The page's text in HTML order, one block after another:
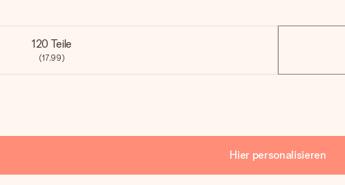
120 Teile
(17,99)
Hier personalisieren